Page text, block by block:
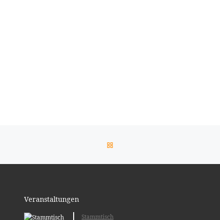
Veranstaltungen
Stammtisch